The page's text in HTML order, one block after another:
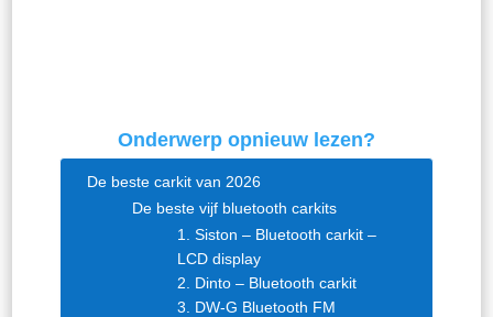
Onderwerp opnieuw lezen?
De beste carkit van 2026
De beste vijf bluetooth carkits
1. Siston – Bluetooth carkit –
LCD display
2. Dinto – Bluetooth carkit
3. DW-G Bluetooth FM